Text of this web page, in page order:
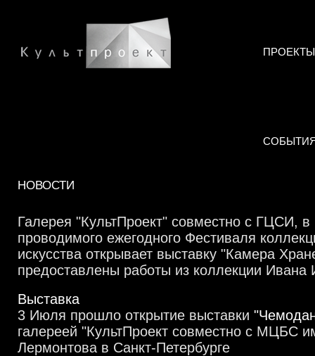
ПРОЕКТЫ
НОВОСТИ
Галерея "КультПроект" совместно с ГЦСИ, в
проводимого ежегодного Фестиваля
искусства открывает выставку "Камера
предоставлены работы из коллекции Ивана
Выставка
3 Июля прошло открытие выставки
галереей "КультПроект совместно с МЦБС
Лермонтова в Санкт-Петербурге